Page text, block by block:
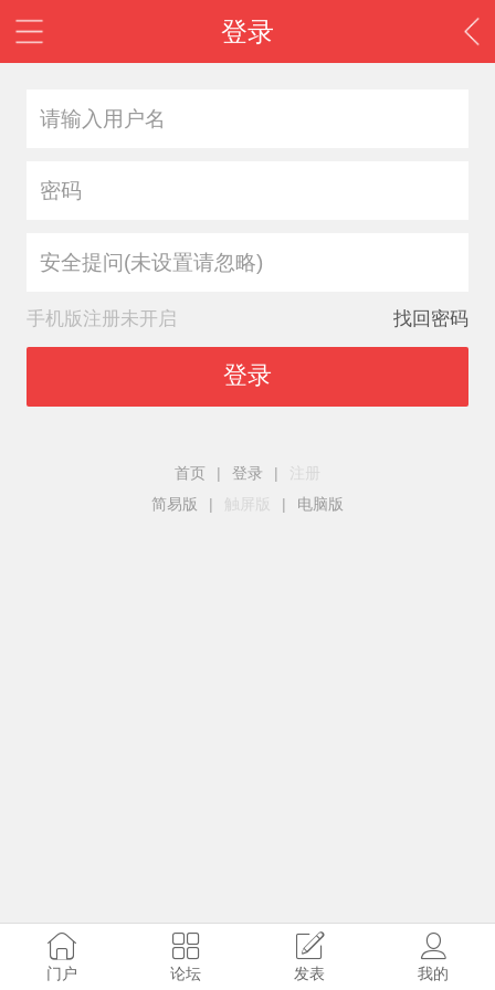
登录
安全提问(未设置请忽略)
手机版注册未开启 找回密码
登录
首页 | 登录 |
注册
简易版
| 触屏版 | 电脑版
门户 论坛 发表 我的